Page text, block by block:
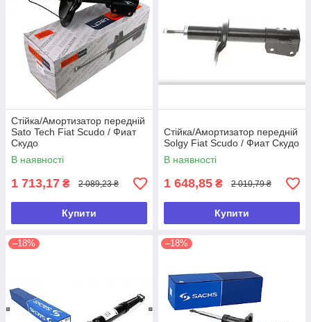
Стійка/Амортизатор передній
Sato Tech Fiat Scudo / Фиат
Скудо
В наявності
1 713,17 ₴ 2 089,23 ₴
Купити
Стійка/Амортизатор передній
Solgy Fiat Scudo / Фиат Скудо
В наявності
1 648,85 ₴ 2 010,79 ₴
Купити
–18% –18%